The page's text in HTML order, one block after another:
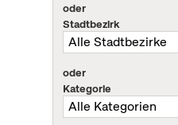
oder
Stadtbezirk
oder
Kategorie